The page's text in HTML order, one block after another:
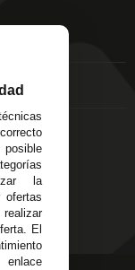
posible
la
ofertas
El